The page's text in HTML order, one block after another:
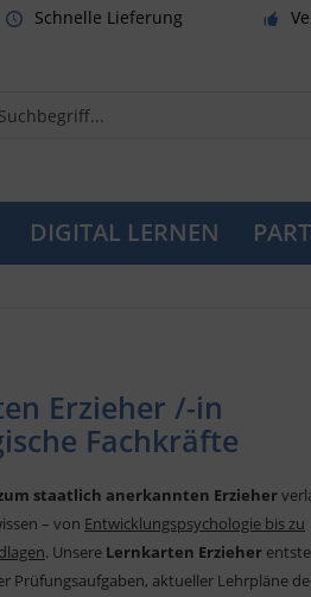
Schnelle Lieferung
DIGITAL LERNEN
Erzieher /-in
Fachkräfte
staatlich anerkannten Erzieher
– von Entwicklungspsychologie bis zu
. Unsere Lernkarten Erzieher
Prüfungsaufgaben, aktueller Lehrpläne